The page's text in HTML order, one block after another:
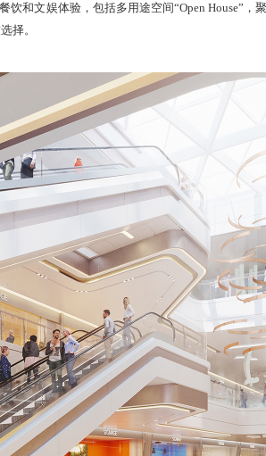
和文娱体验，包括多用途空间“Open House”，
择。